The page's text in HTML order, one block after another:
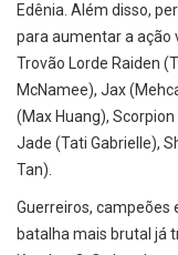
Edênia. Além disso,
para aumentar a ação
Trovão Lorde Raiden
McNamee), Jax
(Max Huang),
Jade (Tati Gabrielle),
Tan).
Guerreiros, campeões
batalha mais brutal já